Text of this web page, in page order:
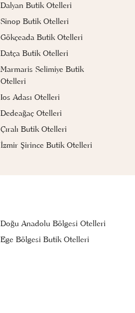
Dalyan Butik Otelleri
Sinop Butik Otelleri
Gökçeada Butik Otelleri
Datça Butik Otelleri
Marmaris Selimiye Butik
Otelleri
Ios Adası Otelleri
Dedeağaç Otelleri
Çıralı Butik Otelleri
İzmir Şirince Butik Otelleri
Doğu Anadolu Bölgesi Otelleri
Ege Bölgesi Butik Otelleri